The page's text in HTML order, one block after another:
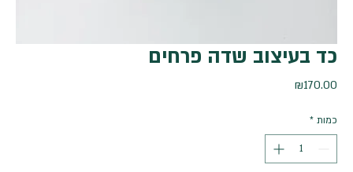
כד בעיצוב שדה פרחים
₪170.00
כמות *